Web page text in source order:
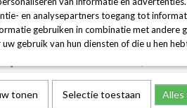
diameter
paneelfilters)
€ 283,59 (exclusief btw 21%)
en analysepartners toegang tot
gebruiken in combinatie met andere
gebruik van hun diensten of die u hen
tonen Selectie toestaan Alles